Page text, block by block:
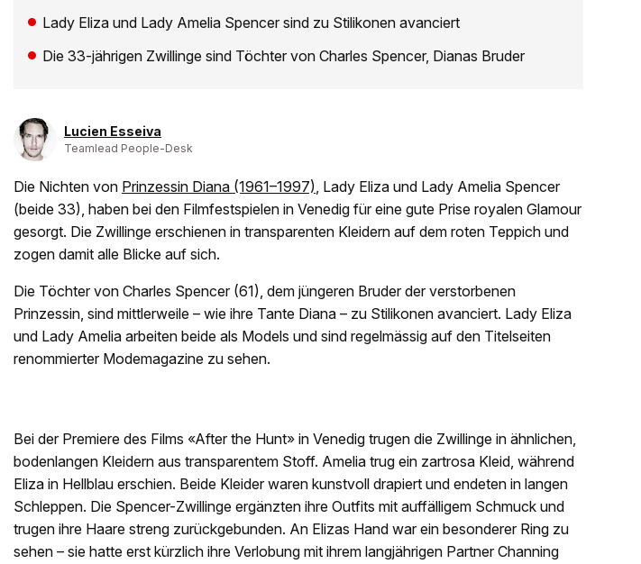
Lady Eliza und Lady Amelia Spencer sind zu Stilikonen avanciert
Die 33-jährigen Zwillinge sind Töchter von Charles Spencer, Dianas Bruder
Lucien Esseiva
Teamlead People-Desk
Die Nichten von Prinzessin Diana (1961–1997), Lady Eliza und Lady Amelia Spencer
(beide 33), haben bei den Filmfestspielen in Venedig für eine gute Prise royalen Glamour
gesorgt. Die Zwillinge erschienen in transparenten Kleidern auf dem roten Teppich und
zogen damit alle Blicke auf sich.
Die Töchter von Charles Spencer (61), dem jüngeren Bruder der verstorbenen
Prinzessin, sind mittlerweile – wie ihre Tante Diana – zu Stilikonen avanciert. Lady Eliza
und Lady Amelia arbeiten beide als Models und sind regelmässig auf den Titelseiten
renommierter Modemagazine zu sehen.
Bei der Premiere des Films «After the Hunt» in Venedig trugen die Zwillinge in ähnlichen,
bodenlangen Kleidern aus transparentem Stoff. Amelia trug ein zartrosa Kleid, während
Eliza in Hellblau erschien. Beide Kleider waren kunstvoll drapiert und endeten in langen
Schleppen. Die Spencer-Zwillinge ergänzten ihre Outfits mit auffälligem Schmuck und
trugen ihre Haare streng zurückgebunden. An Elizas Hand war ein besonderer Ring zu
sehen – sie hatte erst kürzlich ihre Verlobung mit ihrem langjährigen Partner Channing